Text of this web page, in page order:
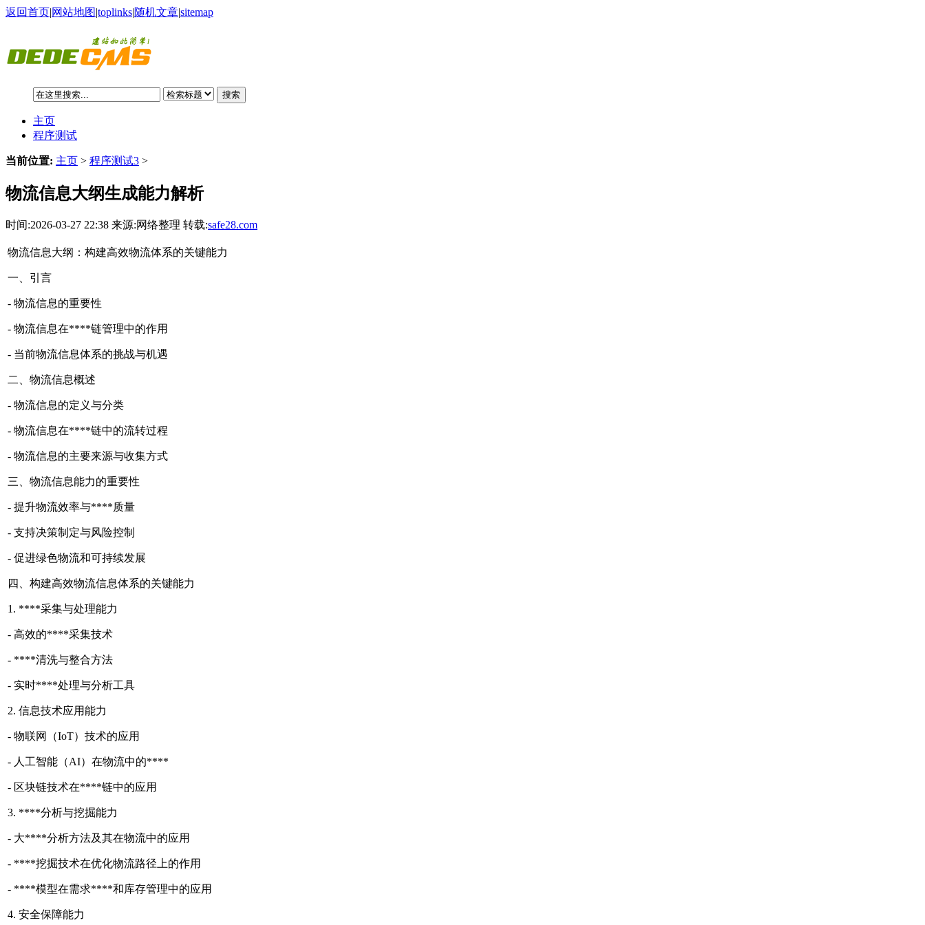
返回首页|网站地图|toplinks|随机文章|sitemap
搜索
主页
程序测试
当前位置: 主页 > 程序测试3 >
物流信息大纲生成能力解析
时间:2026-03-27 22:38 来源:网络整理 转载:safe28.com
物流信息大纲：构建高效物流体系的关键能力
一、引言
- 物流信息的重要性
- 物流信息在****链管理中的作用
- 当前物流信息体系的挑战与机遇
二、物流信息概述
- 物流信息的定义与分类
- 物流信息在****链中的流转过程
- 物流信息的主要来源与收集方式
三、物流信息能力的重要性
- 提升物流效率与****质量
- 支持决策制定与风险控制
- 促进绿色物流和可持续发展
四、构建高效物流信息体系的关键能力
1. ****采集与处理能力
- 高效的****采集技术
- ****清洗与整合方法
- 实时****处理与分析工具
2. 信息技术应用能力
- 物联网（IoT）技术的应用
- 人工智能（AI）在物流中的****
- 区块链技术在****链中的应用
3. ****分析与挖掘能力
- 大****分析方法及其在物流中的应用
- ****挖掘技术在优化物流路径上的作用
- ****模型在需求****和库存管理中的应用
4. 安全保障能力